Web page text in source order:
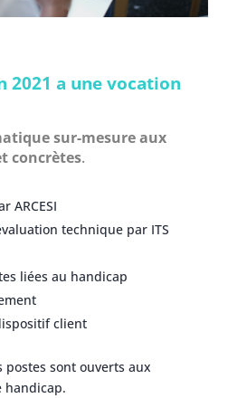
2021 a une vocation
sur-mesure aux
concrètes.
ARCESI
technique par ITS
liées au handicap
client
postes sont ouverts aux
handicap.